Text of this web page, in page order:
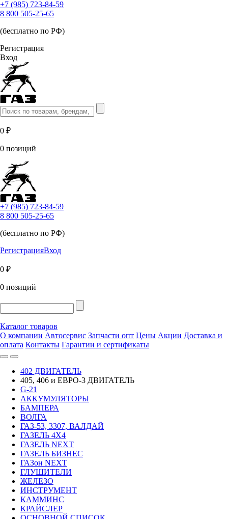
+7 (985) 723-84-59
8 800 505-25-65
(бесплатно по РФ)
Регистрация
Вход
0 ₽
0 позиций
+7 (985) 723-84-59
8 800 505-25-65
(бесплатно по РФ)
РегистрацияВход
0 ₽
0 позиций
Каталог товаров
О компании Автосервис Запчасти опт Цены Акции Доставка и
оплата Контакты Гарантии и сертификаты
402 ДВИГАТЕЛЬ
405, 406 и ЕВРО-3 ДВИГАТЕЛЬ
G-21
АККУМУЛЯТОРЫ
БАМПЕРА
ВОЛГА
ГАЗ-53, 3307, ВАЛДАЙ
ГАЗЕЛЬ 4Х4
ГАЗЕЛЬ NEXT
ГАЗЕЛЬ БИЗНЕС
ГАЗон NEXT
ГЛУШИТЕЛИ
ЖЕЛЕЗО
ИНСТРУМЕНТ
КАММИНС
КРАЙСЛЕР